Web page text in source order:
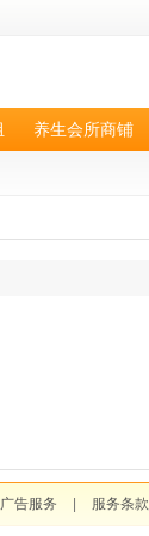
养生会所商铺
广告服务 服务条款